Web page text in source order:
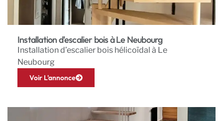
Installation d'escalier bois à Le Neubourg
Installation d’escalier bois hélicoïdal à Le
Neubourg
Voir L'annonce